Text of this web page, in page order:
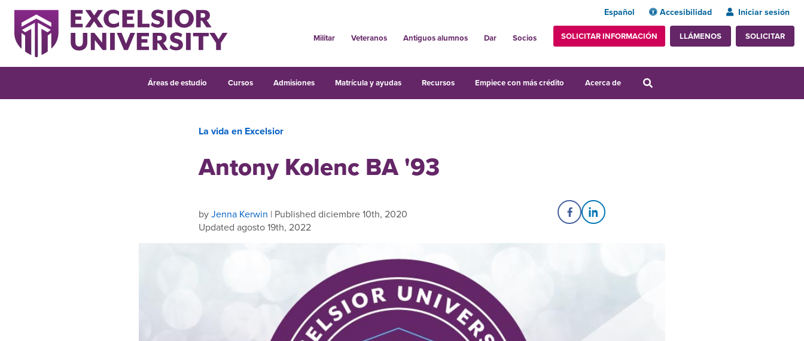
Español Accesibilidad Iniciar sesión
Militar Veteranos Antiguos alumnos Dar Socios SOLICITAR INFORMACIÓN LLÁMENOS SOLICITAR
Áreas de estudio Cursos Admisiones Matrícula y ayudas Recursos Empiece con más crédito Acerca de
La vida en Excelsior
Antony Kolenc BA '93
byJenna Kerwin | Published diciembre 10th, 2020
Updated agosto 19th, 2022
Share on Facebook
Share on LinkedIn